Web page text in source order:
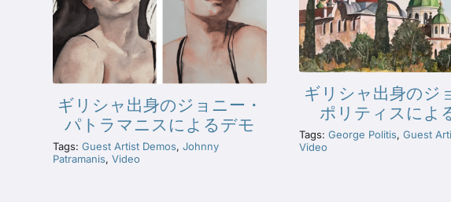
ギリシャ出身のジョニー・
パトラマニスによるデモ
Tags:Guest Artist Demos,Johnny
Patramanis,Video
ギリシャ出身のジ
ポリティスによ
Tags: George Politis, Guest
Video